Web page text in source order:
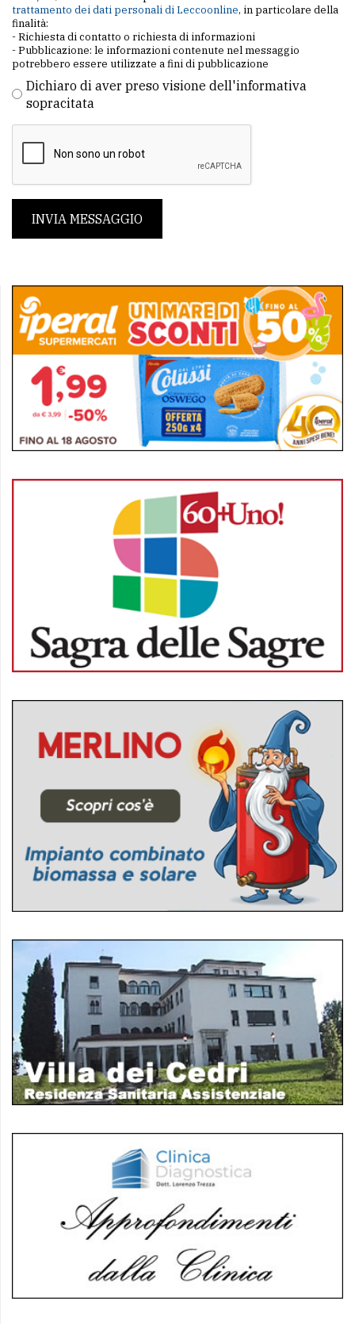
trattamento dei dati personali di Leccoonline, in particolare della
finalità:
- Richiesta di contatto o richiesta di informazioni
- Pubblicazione: le informazioni contenute nel messaggio
potrebbero essere utilizzate a fini di pubblicazione
Dichiaro di aver preso visione dell'informativa
sopracitata
INVIA MESSAGGIO